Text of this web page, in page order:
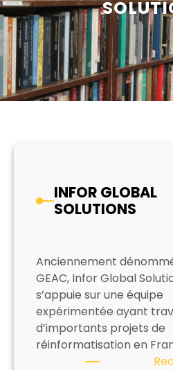
INFOR GLOBAL
SOLUTIONS
Anciennement
GEAC, Infor Global
s’appuie sur une équipe
expérimentée ayant
d’importants projets de
réinformatisation en